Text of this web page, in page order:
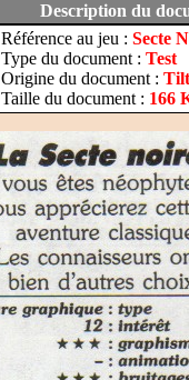
Description du
Référence au jeu : Secte
Type du document : Test
Origine du document :
Taille du document : 166